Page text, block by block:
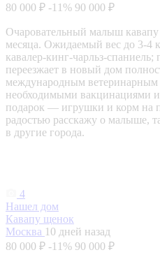
80 000 ₽ -11% 90 000 ₽
Очаровательный малыш
месяца. Ожидаемый вес до 3-4
переезжает в новый дом
международным ветеринарным
необходимыми вакцинациями и
подарок — игрушки и корм на
радостью расскажу о малыше,
в другие города.
4
Нашел дом
Кавапу щенок
Москва 10 дней назад
80 000 ₽ -11% 90 000 ₽